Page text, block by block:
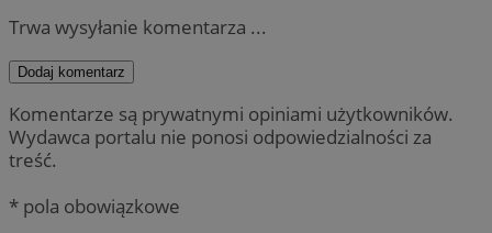
Trwa wysyłanie komentarza ...
Dodaj komentarz
Komentarze są prywatnymi opiniami użytkowników.
Wydawca portalu nie ponosi odpowiedzialności za
treść.
* pola obowiązkowe